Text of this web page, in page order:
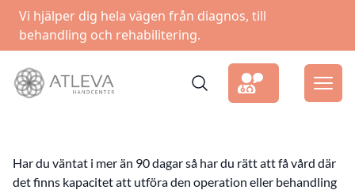
Vi hjälper dig hela vägen från diagnos, till
behandling och rehabilitering.
Har du väntat i mer än 90 dagar så har du rätt att få vård där
det finns kapacitet att utföra den operation eller behandling